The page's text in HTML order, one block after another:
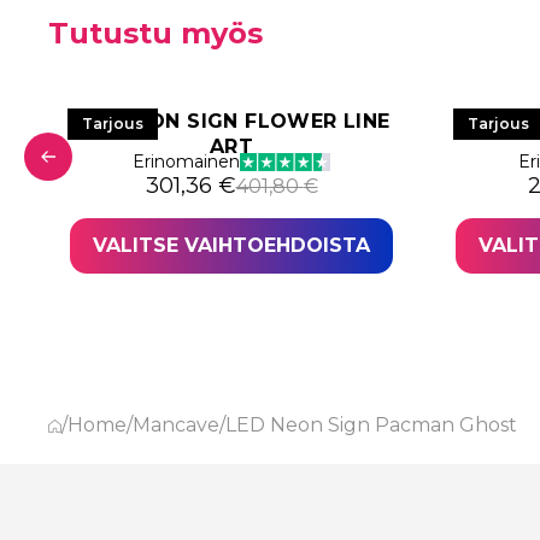
Tutustu myös
€.
€.
Tarjous
LED NEON SIGN FLOWER LINE
ART
Erinomainen
401,80€
Alkuperäinen hinta oli: 401,80 €.
301,36 €
Nykyinen hinta on: 301,36 €.
VALITSE VAIHTOEHDOISTA
Tarjous
LED
/Home/Mancave/LED Neon Sign Pacman Ghost